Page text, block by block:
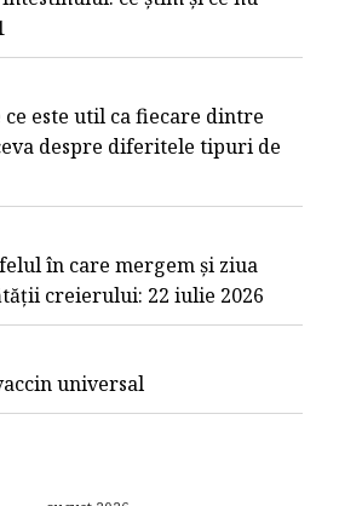
ce este util ca fiecare dintre
despre diferitele tipuri de
în care mergem și ziua
creierului: 22 iulie 2026
universal